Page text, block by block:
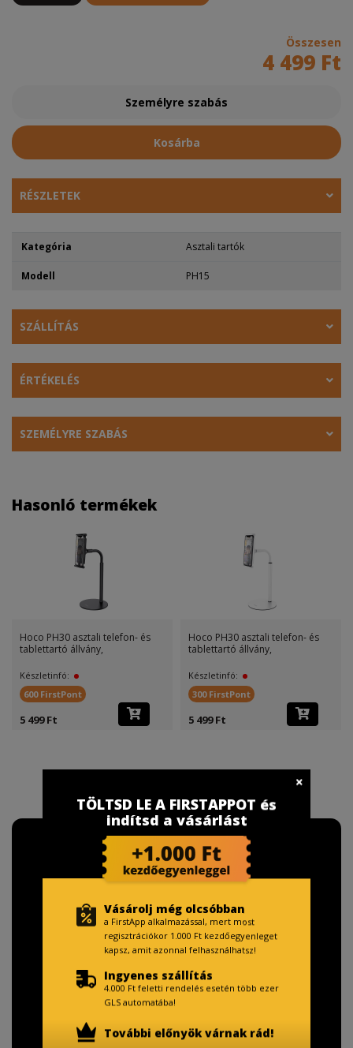
Összesen
4 499 Ft
Személyre szabás
Kosárba
RÉSZLETEK
Kategória Asztali tartók
Modell PH15
SZÁLLÍTÁS
ÉRTÉKELÉS
SZEMÉLYRE SZABÁS
Hasonló termékek
Hoco PH30 asztali telefon- és
tablettartó állvány,
Készletinfó:
600 FirstPont
5 499 Ft
Hoco PH30 asztali telefon- és
tablettartó állvány,
Készletinfó:
300 FirstPont
5 499 Ft
TÖLTSD LE A FIRSTAPPOT és
indítsd a vásárlást
Vásárolj még olcsóbban
a FirstApp alkalmazással, mert most
regisztrációkor 1.000 Ft kezdőegyenleget
kapsz, amit azonnal felhasználhatsz!
Ingyenes szállítás
4.000 Ft feletti rendelés esetén több ezer
GLS automatába!
További előnyök várnak rád!